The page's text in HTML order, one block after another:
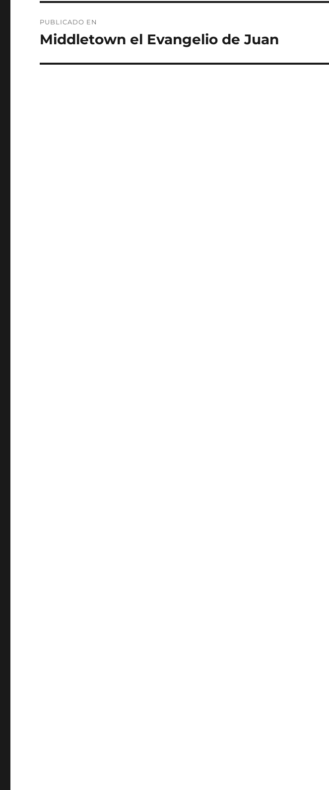
de
PUBLICADO EN
Middletown el Evangelio de Juan